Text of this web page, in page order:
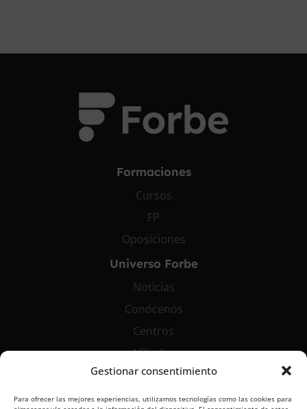
Gestionar consentimiento
Para ofrecer las mejores experiencias, utilizamos tecnologías como las cookies para
Formaciones
Cursos
FP
Oposiciones
Universo Forbe
Noticias
Conócenos
Centros
Afiliados
Contáctanos
info@grupoforbe.com